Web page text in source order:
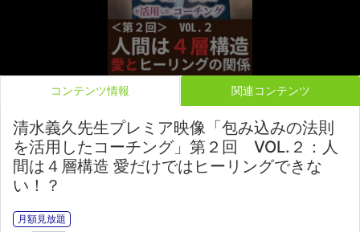
コンテンツ情報 関連コンテンツ
清水義久先生プレミア映像「包み込みの法則
を活用したコーチング」第２回 VOL.２：人
間は４層構造 愛だけではヒーリングできな
い！？
月額見放題